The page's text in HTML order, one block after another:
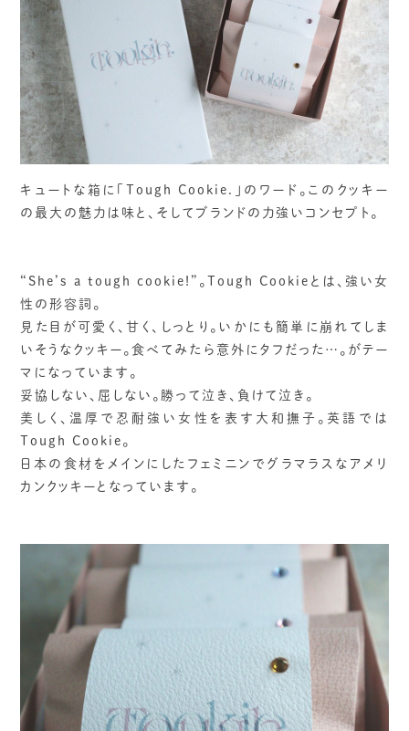
キュートな箱に「Tough Cookie.」のワード。このクッキー
の最大の魅力は味と、そしてブランドの力強いコンセプト。
“She’s a tough cookie!”。Tough Cookieとは、強い女
性の形容詞。
見た目が可愛く、甘く、しっとり。いかにも簡単に崩れてしま
いそうなクッキー。食べてみたら意外にタフだった…。がテー
マになっています。
妥協しない、屈しない。勝って泣き、負けて泣き。
美しく、温厚で忍耐強い女性を表す大和撫子。英語では
Tough Cookie。
日本の食材をメインにしたフェミニンでグラマラスなアメリ
カンクッキーとなっています。